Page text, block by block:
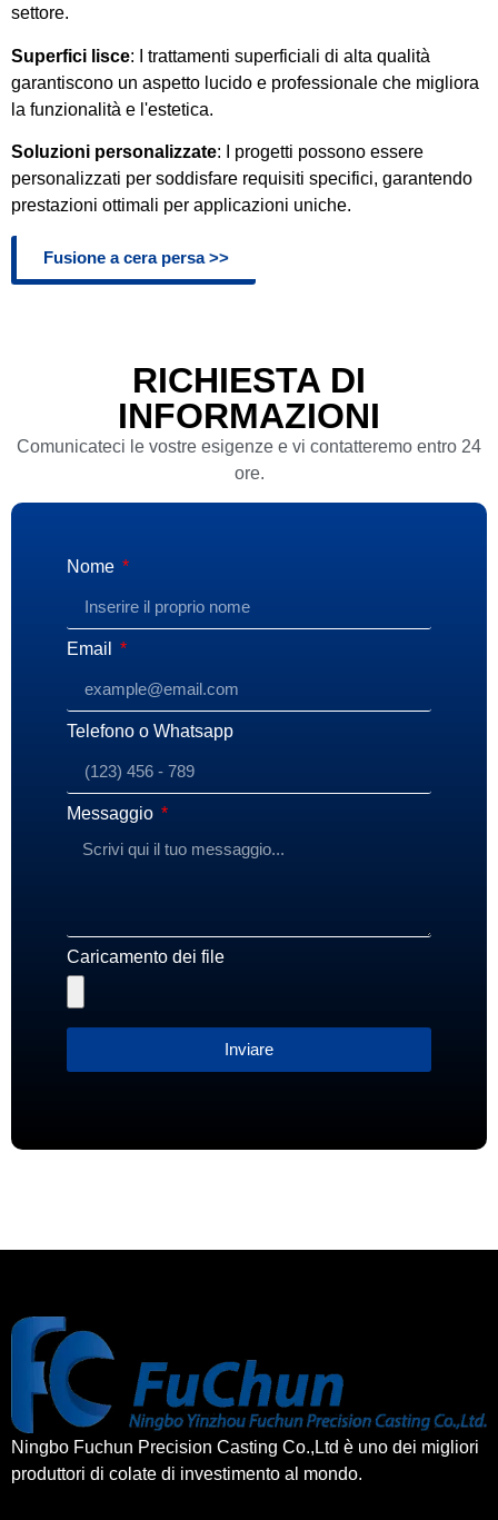
settore.
Superfici lisce: I trattamenti superficiali di alta qualità
garantiscono un aspetto lucido e professionale che migliora
la funzionalità e l'estetica.
Soluzioni personalizzate: I progetti possono essere
personalizzati per soddisfare requisiti specifici, garantendo
prestazioni ottimali per applicazioni uniche.
Fusione a cera persa >>
RICHIESTA DI
INFORMAZIONI
Comunicateci le vostre esigenze e vi contatteremo entro 24
ore.
Nome
Email
Telefono o Whatsapp
Messaggio
Caricamento dei file
Inviare
Ningbo Fuchun Precision Casting Co.,Ltd è uno dei migliori
produttori di colate di investimento al mondo.